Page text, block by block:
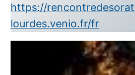
https://
lourdes.venio.fr/fr